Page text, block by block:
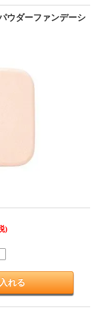
ウダーファンデーシ
)